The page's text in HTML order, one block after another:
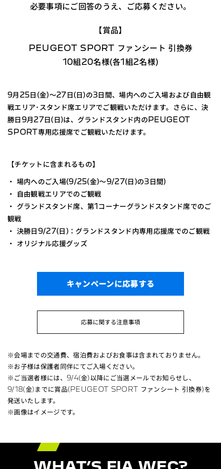
必要事項にご回答のうえ、ご応募ください。
【賞品】
PEUGEOT SPORT ファンシート 引換券
10組20名様(各1組2名様)
9月25日(金)〜27日(日)の3日間、場内へのご入場および自由観
戦エリア･スタンド席エリアでご観戦いただけます。
さらに、決
勝日9月27日(日)は、グランドスタンド内のPEUGEOT
SPORT専用応援席でご観戦いただけます。
【チケットに含まれるもの】
・ 場内へのご入場(9/25(金)～9/27(日)の3日間)
・ 自由観戦エリアでのご観戦
・ グランドスタンド席、第1コーナーグランドスタンド席でのご
観戦
・ 決勝日9/27(日)：グランドスタンド内専用応援席でのご観戦
・ オリジナル応援グッズ
キャンペーンに応募する
応募に関する注意事項
※会場までの交通費、宿泊費およびお食事は含まれておりません。
※お子様は保護者同伴にてご入場ください。
※ご当選者様には、9/4(金)以降にご当選メールでお知らせし、
9/18(金)までに賞品(PEUGEOT SPORT ファンシート 引換券)を
発送いたします。
※画像はイメージです。